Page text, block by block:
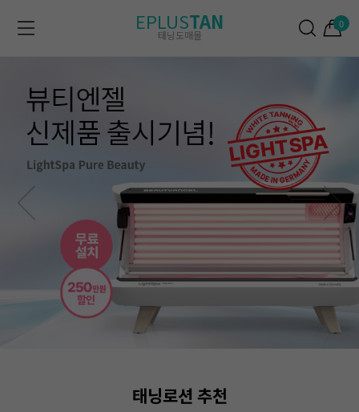
EPLUSTAN
태닝도매몰
0
태닝로션 추천